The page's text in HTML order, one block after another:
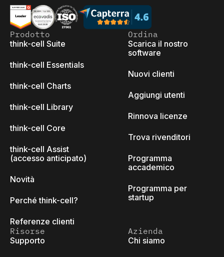
Prodotto
think-cell Suite
think-cell Essentials
think-cell Charts
think-cell Library
think-cell Core
think-cell Assist
(accesso anticipato)
Novità
Perché think-cell?
Referenze clienti
Ordina
Scarica il nostro
software
Nuovi clienti
Aggiungi utenti
Rinnova licenze
Trova rivenditori
Programma
accademico
Programma per
startup
Risorse
Supporto
Azienda
Chi siamo